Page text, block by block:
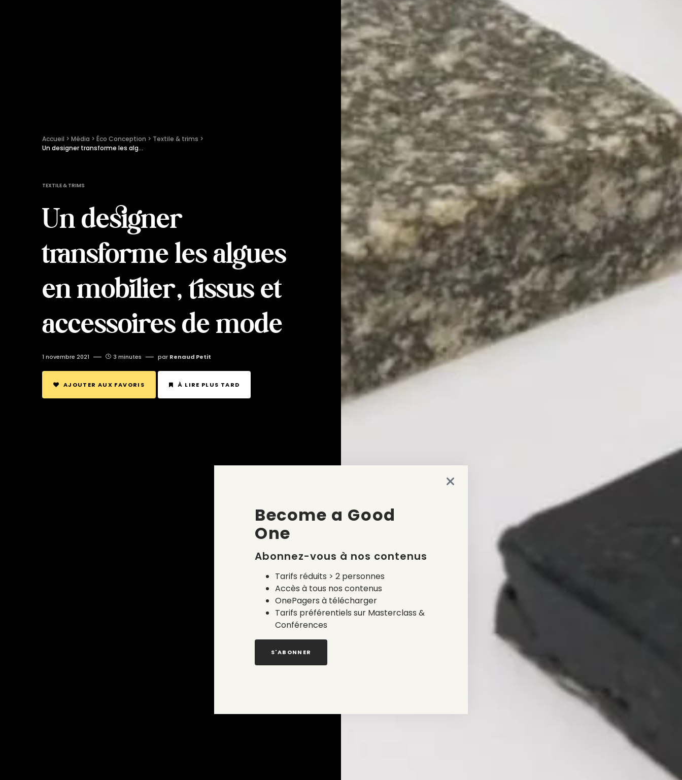
Accueil > Média > Éco Conception > Textile & trims >
Un designer transforme les algues en mobilier, tissus et accessoires de mode
TEXTILE & TRIMS
Un designer
transforme les algues
en mobilier, tissus et
accessoires de mode
1 novembre 2021 3 minutes par Renaud Petit
AJOUTER AUX FAVORIS À LIRE PLUS TARD
Become a Good
One
Abonnez-vous à nos contenus
Tarifs réduits > 2 personnes
Accès à tous nos contenus
OnePagers à télécharger
Tarifs préférentiels sur Masterclass &
Conférences
S'ABONNER